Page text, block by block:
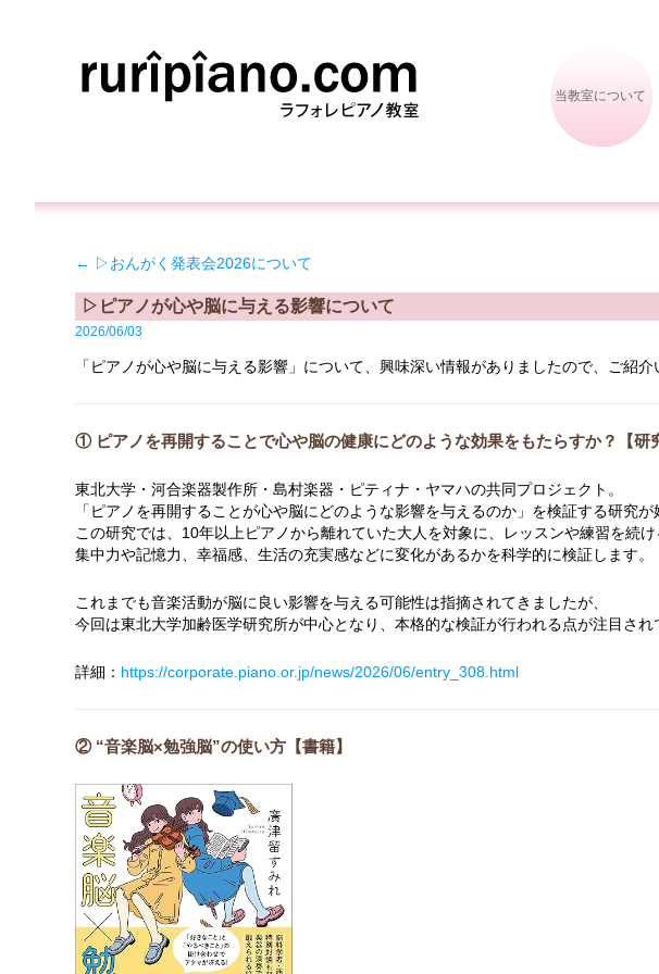
当教室について
← ▷おんがく発表会2026について
▷ピアノが心や脳に与える影響について
2026/06/03
「ピアノが心や脳に与える影響」について、興味深い情報がありましたので、ご紹介
① ピアノを再開することで心や脳の健康にどのような効果をもたらすか？【研
東北大学・河合楽器製作所・島村楽器・ピティナ・ヤマハの共同プロジェクト。
「ピアノを再開することが心や脳にどのような影響を与えるのか」を検証する研究が
この研究では、10年以上ピアノから離れていた大人を対象に、レッスンや練習を続け
集中力や記憶力、幸福感、生活の充実感などに変化があるかを科学的に検証します。
これまでも音楽活動が脳に良い影響を与える可能性は指摘されてきましたが、
今回は東北大学加齢医学研究所が中心となり、本格的な検証が行われる点が注目され
詳細： https://corporate.piano.or.jp/news/2026/06/entry_308.html
② “音楽脳×勉強脳”の使い方【書籍】